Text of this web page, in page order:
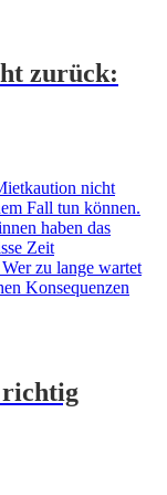
zurück:
nicht
Fall tun können.
haben das
Zeit
zu lange wartet
Konsequenzen
richtig